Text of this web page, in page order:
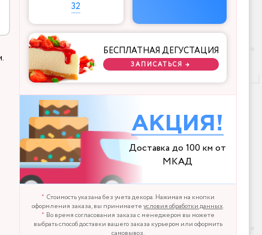
32
БЕСПЛАТНАЯ ДЕГУСТАЦИЯ
ЗАПИСАТЬСЯ →
АКЦИЯ!
Доставка до 100 км от
МКАД
Стоимость указана без учета декора. Нажимая на кнопки
оформления заказа, вы принимаетеусловия обработки данных.
Во время согласования заказа с менеджером вы можете
выбрать способ доставки вашего заказа курьером или оформить